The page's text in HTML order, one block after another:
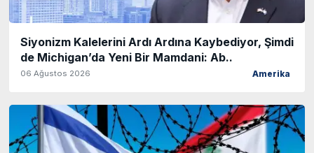
Siyonizm Kalelerini Ardı Ardına Kaybediyor, Şimdi
de Michigan’da Yeni Bir Mamdani: Ab..
06 Ağustos 2026 Amerika